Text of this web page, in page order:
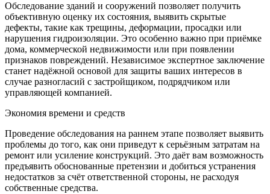
Обследование зданий и сооружений позволяет получить
объективную оценку их состояния, выявить скрытые
дефекты, такие как трещины, деформации, просадки или
нарушения гидроизоляции. Это особенно важно при приёмке
дома, коммерческой недвижимости или при появлении
признаков повреждений. Независимое экспертное заключение
станет надёжной основой для защиты ваших интересов в
случае разногласий с застройщиком, подрядчиком или
управляющей компанией.
Экономия времени и средств
Проведение обследования на раннем этапе позволяет выявить
проблемы до того, как они приведут к серьёзным затратам на
ремонт или усиление конструкций. Это даёт вам возможность
предъявить обоснованные претензии и добиться устранения
недостатков за счёт ответственной стороны, не расходуя
собственные средства.